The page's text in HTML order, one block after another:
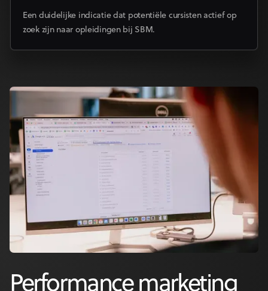
Een duidelijke indicatie dat potentiële cursisten actief op
zoek zijn naar opleidingen bij SBM.
Performance marketing